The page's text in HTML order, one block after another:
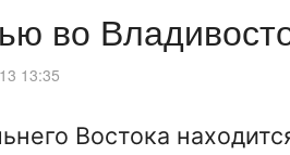
во
13:35
Востока